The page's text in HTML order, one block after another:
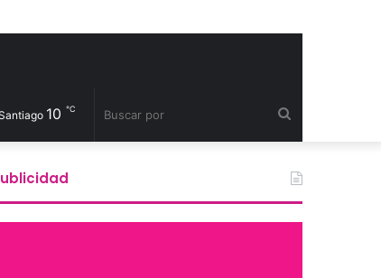
por
10 ℃